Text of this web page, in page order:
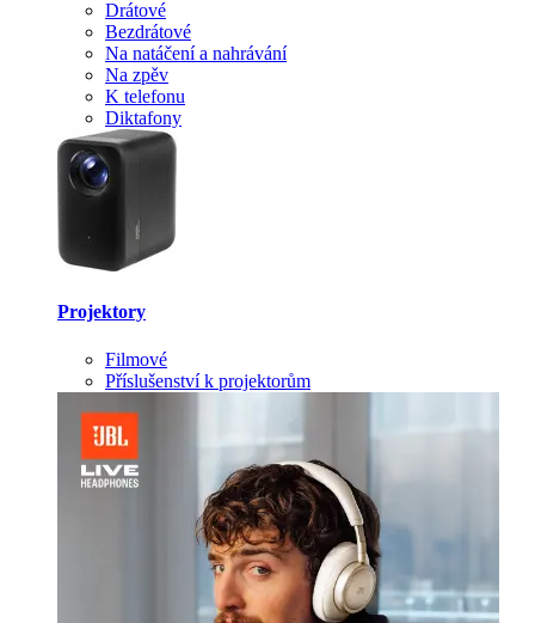
Drátové
Bezdrátové
Na natáčení a nahrávání
Na zpěv
K telefonu
Diktafony
Projektory
Filmové
Příslušenství k projektorům